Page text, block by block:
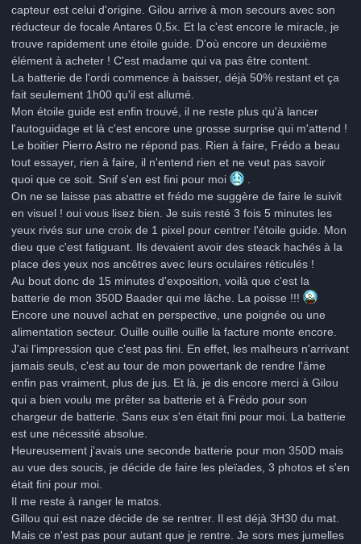
capteur est celui d'origine. Gilou arrive à mon secours avec son
réducteur de focale Antares 0,5x. Et la c'est encore le miracle, je
trouve rapidement une étoile guide. D'où encore un deuxième
élément à acheter ! C'est madame qui va pas être content.
La batterie de l'ordi commence à baisser, déjà 50% restant et ça
fait seulement 1h00 qu'il est allumé.
Mon étoile guide est enfin trouvé, il ne reste plus qu'à lancer
l'autoguidage et là c'est encore une grosse surprise qui m'attend !
Le boitier Pierro Astro ne répond pas. Rien à faire, Frédo a beau
tout essayer, rien à faire, il n'entend rien et ne veut pas savoir
quoi que ce soit. Snif s'en est fini pour moi
On ne se laisse pas abattre et frédo me suggère de faire le suivit
en visuel ! oui vous lisez bien. Je suis resté 3 fois 5 minutes les
yeux rivés sur une croix de 1 pixel pour centrer l'étoile guide. Mon
dieu que c'est fatiguant. Ils devaient avoir des steack hachés à la
place des yeux nos ancêtres avec leurs oculaires réticulés !
Au bout donc de 15 minutes d'exposition, voilà que c'est la
batterie de mon 350D Baader qui me lâche. La poisse !!!
Encore une nouvel achat en perspective, une poignée ou une
alimentation secteur. Ouille ouille ouille la facture monte encore.
J'ai l'impression que c'est pas fini. En effet, les malheurs n'arrivant
jamais seuls, c'est au tour de mon powertank de rendre l'âme
enfin pas vraiment, plus de jus. Et là, je dis encore merci à Gilou
qui a bien voulu me prêter sa batterie et à Frédo pour son
chargeur de batterie. Sans eux s'en était fini pour moi. La batterie
est une nécessité absolue.
Heureusement j'avais une seconde batterie pour mon 350D mais
au vue des soucis, je décide de faire les pleïades, 3 photos et s'en
était fini pour moi.
Il me reste à ranger le matos.
Gillou qui est naze décide de se rentrer. Il est déjà 3H30 du mat.
Mais ce n'est pas pour autant que je rentre. Je sors mes jumelles